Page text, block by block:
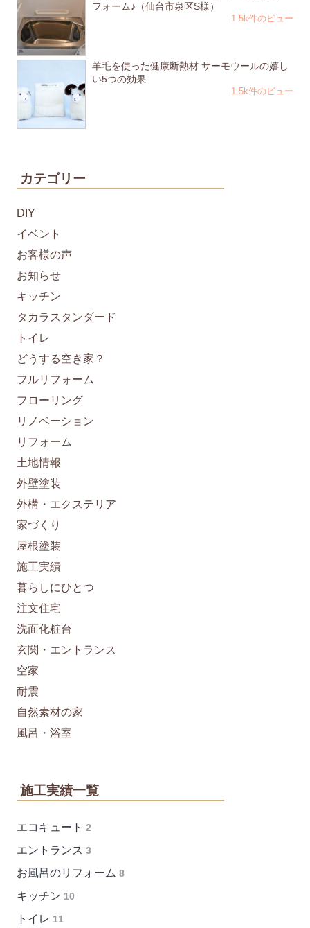
フォーム♪（仙台市泉区S様）
1.5k件のビュー
羊毛を使った健康断熱材 サーモウールの嬉し
い5つの効果
1.5k件のビュー
カテゴリー
DIY
イベント
お客様の声
お知らせ
キッチン
タカラスタンダード
トイレ
どうする空き家？
フルリフォーム
フローリング
リノベーション
リフォーム
土地情報
外壁塗装
外構・エクステリア
家づくり
屋根塗装
施工実績
暮らしにひとつ
注文住宅
洗面化粧台
玄関・エントランス
空家
耐震
自然素材の家
風呂・浴室
施工実績一覧
エコキュート 2
エントランス 3
お風呂のリフォーム 8
キッチン 10
トイレ 11